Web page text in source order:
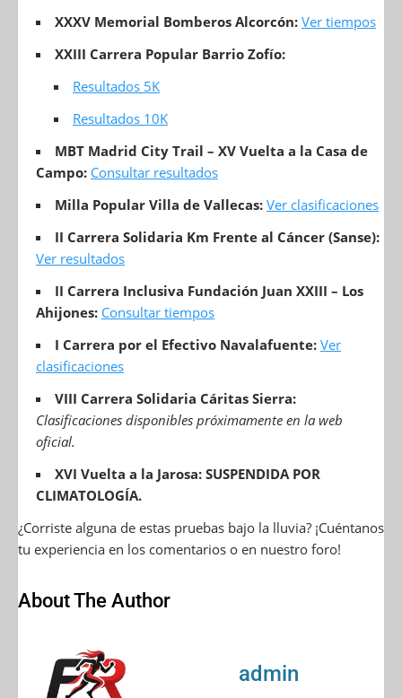
XXXV Memorial Bomberos Alcorcón: Ver tiempos
XXIII Carrera Popular Barrio Zofío:
Resultados 5K
Resultados 10K
MBT Madrid City Trail – XV Vuelta a la Casa de
Campo: Consultar resultados
Milla Popular Villa de Vallecas: Ver clasificaciones
II Carrera Solidaria Km Frente al Cáncer (Sanse):
Ver resultados
II Carrera Inclusiva Fundación Juan XXIII – Los
Ahijones: Consultar tiempos
I Carrera por el Efectivo Navalafuente: Ver
clasificaciones
VIII Carrera Solidaria Cáritas Sierra:
Clasificaciones disponibles próximamente en la web
oficial.
XVI Vuelta a la Jarosa: SUSPENDIDA POR
CLIMATOLOGÍA.
¿Corriste alguna de estas pruebas bajo la lluvia? ¡Cuéntanos
tu experiencia en los comentarios o en nuestro foro!
About The Author
admin